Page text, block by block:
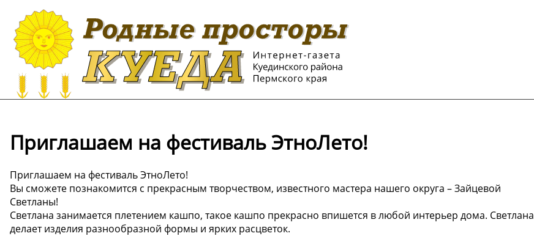
Приглашаем на фестиваль ЭтноЛето!
Приглашаем на фестиваль ЭтноЛето!
Вы сможете познакомится с прекрасным творчеством, известного мастера нашего округа – Зайцевой
Светланы!
Светлана занимается плетением кашпо, такое кашпо прекрасно впишется в любой интерьер дома. Светлана
делает изделия разнообразной формы и ярких расцветок.